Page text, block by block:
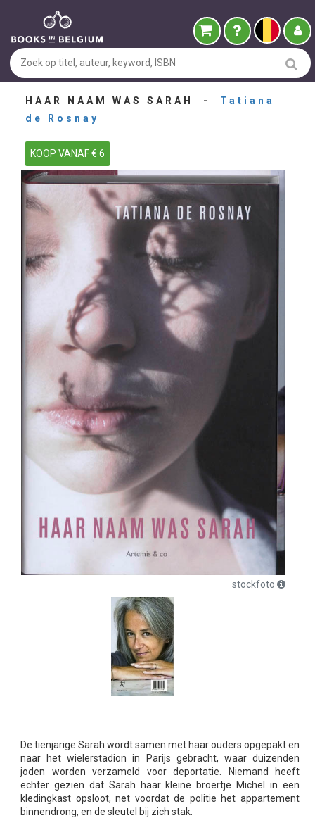
HAAR NAAM WAS SARAH - Tatiana
de Rosnay
KOOP VANAF € 6
stockfoto
De tienjarige Sarah wordt samen met haar ouders opgepakt en
naar het wielerstadion in Parijs gebracht, waar duizenden
joden worden verzameld voor deportatie. Niemand heeft
echter gezien dat Sarah haar kleine broertje Michel in een
kledingkast opsloot, net voordat de politie het appartement
binnendrong, en de sleutel bij zich stak.